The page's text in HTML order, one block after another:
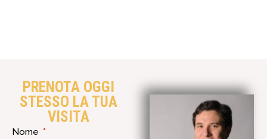
PRENOTA OGGI
STESSO LA TUA
VISITA
Nome